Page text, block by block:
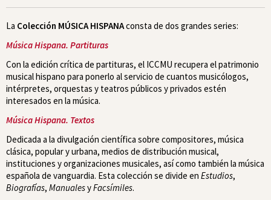
La Colección MÚSICA HISPANAconsta de dos grandes series:
Música Hispana. Partituras
Con la edición crítica de partituras, el ICCMU recupera el patrimonio
musical hispano para ponerlo al servicio de cuantos musicólogos,
intérpretes, orquestas y teatros públicos y privados estén
interesados en la música.
Música Hispana. Textos
Dedicada a la divulgación científica sobre compositores, música
clásica, popular y urbana, medios de distribución musical,
instituciones y organizaciones musicales, así como también la música
española de vanguardia. Esta colección se divide en Estudios,
Biografías, ManualesyFacsímiles.